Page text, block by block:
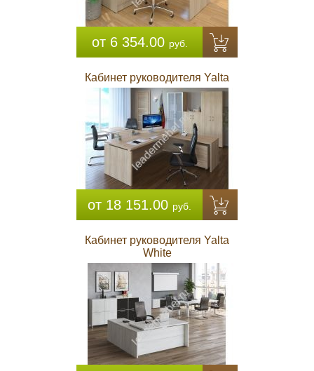
от 6 354.00 руб.
Кабинет руководителя Yalta
от 18 151.00 руб.
Кабинет руководителя Yalta
White